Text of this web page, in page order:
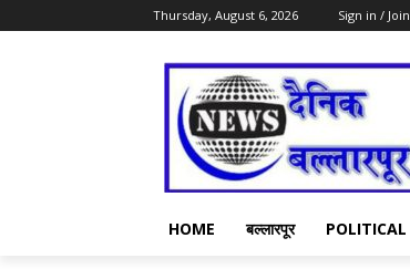
Thursday, August 6, 2026 Sign in / Join
HOME बल्लारपूर POLITICAL